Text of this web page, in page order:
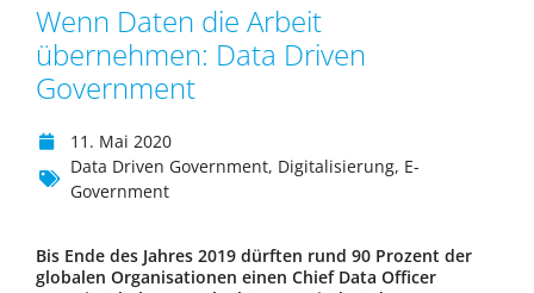
Wenn Daten die Arbeit
übernehmen: Data Driven
Government
11. Mai 2020
Data Driven Government, Digitalisierung, E-
Government
Bis Ende des Jahres 2019 dürften rund 90 Prozent der
globalen Organisationen einen Chief Data Officer